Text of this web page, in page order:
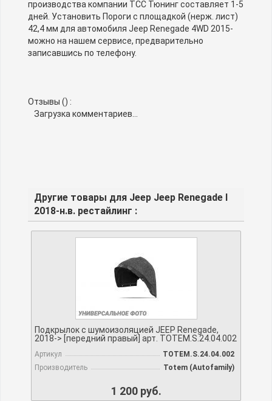
производства компании TCC Тюнинг составляет 1-5
дней. Установить Пороги с площадкой (нерж. лист)
42,4 мм для автомобиля Jeep Renegade 4WD 2015-
можно на нашем сервисе, предварительно
записавшись по телефону.
Отзывы () :
Загрузка комментариев...
Другие товары для Jeep Jeep Renegade I
2018-н.в. рестайлинг :
Подкрылок с шумоизоляцией JEEP Renegade,
2018-> [передний правый] арт. TOTEM.S.24.04.002
Артикул
TOTEM.S.24.04.002
Производитель
Totem (Autofamily)
1 200 руб.